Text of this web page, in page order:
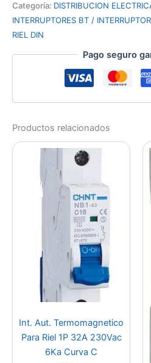
Categoría: DISTRIBUCION
INTERRUPTORES BT /
RIEL DIN
Pago seguro
Productos relacionados
Int. Aut. Termomagnetico
Para Riel 1P 32A 230Vac
6Ka Curva C